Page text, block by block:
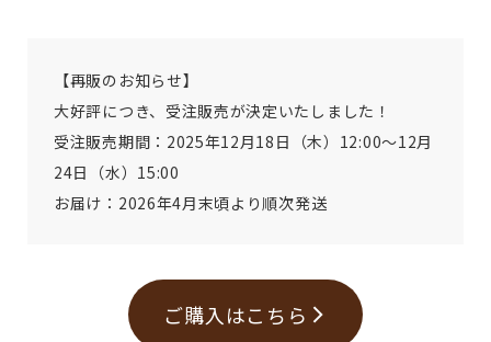
【再販のお知らせ】
大好評につき、受注販売が決定いたしました！
受注販売期間：2025年12月18日（木）12:00～12月
24日（水）15:00
お届け：2026年4月末頃より順次発送
ご購入はこちら